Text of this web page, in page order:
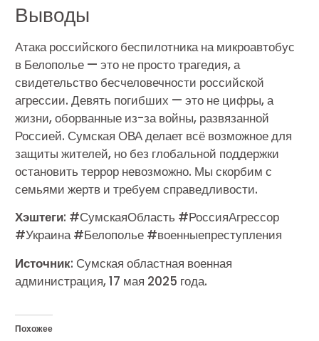
Выводы
Атака российского беспилотника на микроавтобус
в Белополье — это не просто трагедия, а
свидетельство бесчеловечности российской
агрессии. Девять погибших — это не цифры, а
жизни, оборванные из-за войны, развязанной
Россией. Сумская ОВА делает всё возможное для
защиты жителей, но без глобальной поддержки
остановить террор невозможно. Мы скорбим с
семьями жертв и требуем справедливости.
Хэштеги: #СумскаяОбласть #РоссияАгрессор
#Украина #Белополье #военныепреступления
Источник: Сумская областная военная
администрация, 17 мая 2025 года.
Похожее